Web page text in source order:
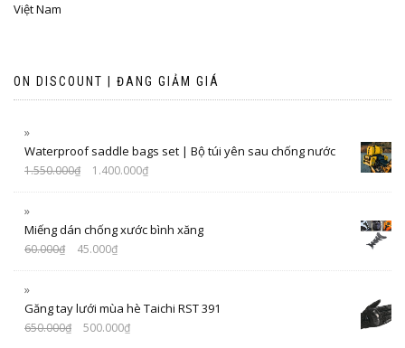
Việt Nam
ON DISCOUNT | ĐANG GIẢM GIÁ
Waterproof saddle bags set | Bộ túi yên sau chống nước
1.550.000₫ 1.400.000₫
Miếng dán chống xước bình xăng
60.000₫ 45.000₫
Găng tay lưới mùa hè Taichi RST 391
650.000₫ 500.000₫